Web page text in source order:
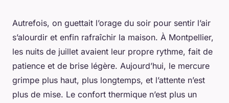
Autrefois, on guettait l’orage du soir pour sentir l’air
s’alourdir et enfin rafraîchir la maison. À Montpellier,
les nuits de juillet avaient leur propre rythme, fait de
patience et de brise légère. Aujourd’hui, le mercure
grimpe plus haut, plus longtemps, et l’attente n’est
plus de mise. Le confort thermique n’est plus un